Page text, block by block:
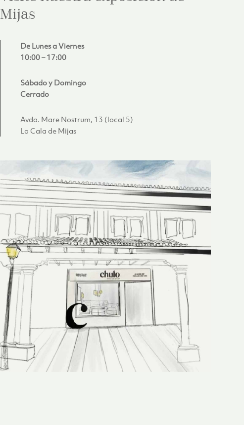
Mijas
De Lunes a Viernes
10:00 – 17:00
Sábado y Domingo
Cerrado
Avda. Mare Nostrum, 13 (local 5)
La Cala de Mijas